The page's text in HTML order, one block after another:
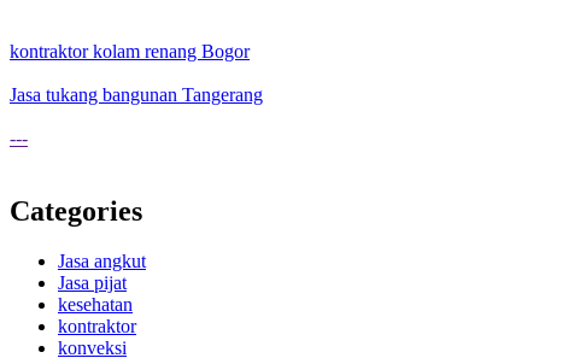
kontraktor kolam renang Bogor
Jasa tukang bangunan Tangerang
---
Categories
Jasa angkut
Jasa pijat
kesehatan
kontraktor
konveksi